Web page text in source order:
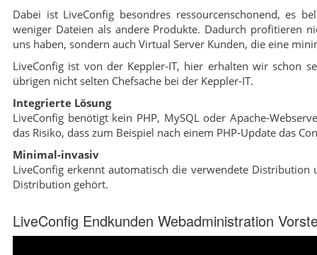
Dabei ist LiveConfig besondres ressourcenschonend, es
weniger Dateien als andere Produkte. Dadurch profitieren
uns haben, sondern auch Virtual Server Kunden, die eine
LiveConfig ist von der Keppler-IT, hier erhalten wir schon
übrigen nicht selten Chefsache bei der Keppler-IT.
Integrierte Lösung
LiveConfig benötigt kein PHP, MySQL oder Apache-
das Risiko, dass zum Beispiel nach einem PHP-Update das
Minimal-invasiv
LiveConfig erkennt automatisch die verwendete
Distribution gehört.
LiveConfig Endkunden Webadministration